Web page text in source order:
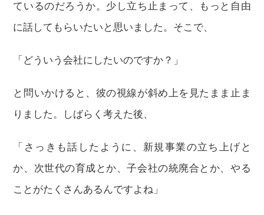
ているのだろうか。少し立ち止まって、もっと自由
に話してもらいたいと思いました。そこで、
「どういう会社にしたいのですか？」
と問いかけると、彼の視線が斜め上を見たまま止ま
りました。しばらく考えた後、
「さっきも話したように、新規事業の立ち上げと
か、次世代の育成とか、子会社の統廃合とか、やる
ことがたくさんあるんですよね」